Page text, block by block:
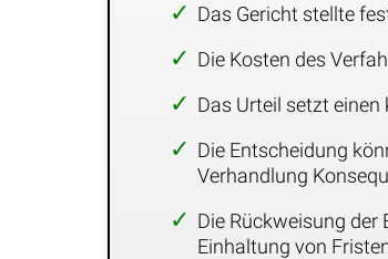
Das Gericht stellte
Die Kosten des
Das Urteil setzt
Die Entscheidung
Verhandlung
Die Rückweisung
Einhaltung von